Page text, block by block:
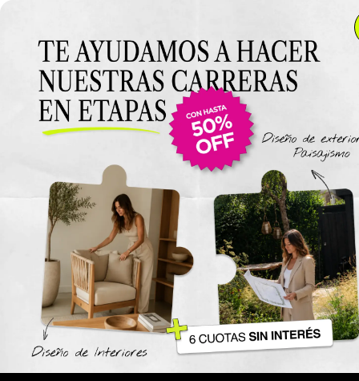
Anterior Clase
Clase 12
Materiales